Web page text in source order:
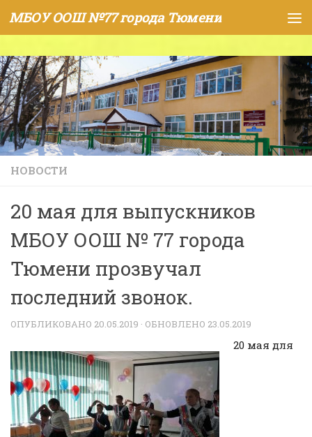
Skip to content
МБОУ ООШ №77 города Тюмени
НОВОСТИ
20 мая для выпускников
МБОУ ООШ № 77 города
Тюмени прозвучал
последний звонок.
ОПУБЛИКОВАНО 20.05.2019 · ОБНОВЛЕНО 23.05.2019
20 мая для